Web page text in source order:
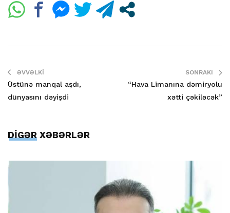
ƏVVƏLKI
Üstünə manqal aşdı,
dünyasını dəyişdi
SONRAKI
“Hava Limanına dəmiryolu
xətti çəkiləcək”
DİGƏR XƏBƏRLƏR